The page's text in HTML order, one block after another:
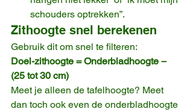
schouders optrekken”.
Zithoogte snel berekenen
Gebruik dit om snel te filteren:
Doel-zithoogte = Onderbladhoogte −
(25 tot 30 cm)
Meet je alleen de tafelhoogte? Meet
dan toch ook even de onderbladhoogte